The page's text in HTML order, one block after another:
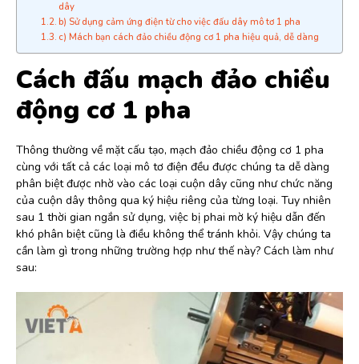
dây
b) Sử dụng cảm ứng điện từ cho việc đấu dây mô tơ 1 pha
c) Mách bạn cách đảo chiều động cơ 1 pha hiệu quả, dễ dàng
Cách đấu mạch đảo chiều
động cơ 1 pha
Thông thường về mặt cấu tạo, mạch đảo chiều động cơ 1 pha
cùng với tất cả các loại mô tơ điện đều được chúng ta dễ dàng
phân biệt được nhờ vào các loại cuộn dây cũng như chức năng
của cuộn dây thông qua ký hiệu riêng của từng loại. Tuy nhiên
sau 1 thời gian ngắn sử dụng, việc bị phai mờ ký hiệu dẫn đến
khó phân biệt cũng là điều không thể tránh khỏi. Vậy chúng ta
cần làm gì trong những trường hợp như thế này? Cách làm như
sau: